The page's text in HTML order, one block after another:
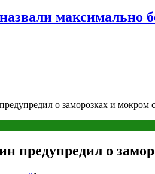
максимально
о заморозках и мокром
предупредил о